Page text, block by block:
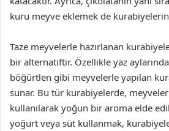
kuru meyve eklemek de kurabiyelerin
Taze meyvelerle hazırlanan
bir alternatiftir. Özellikle yaz
böğürtlen gibi meyvelerle yapılan
sunar. Bu tür kurabiyelerde,
kullanılarak yoğun bir aroma elde
yoğurt veya süt kullanmak,